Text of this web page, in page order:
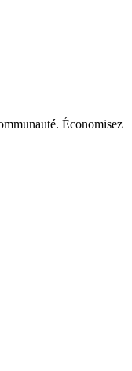
Économisez